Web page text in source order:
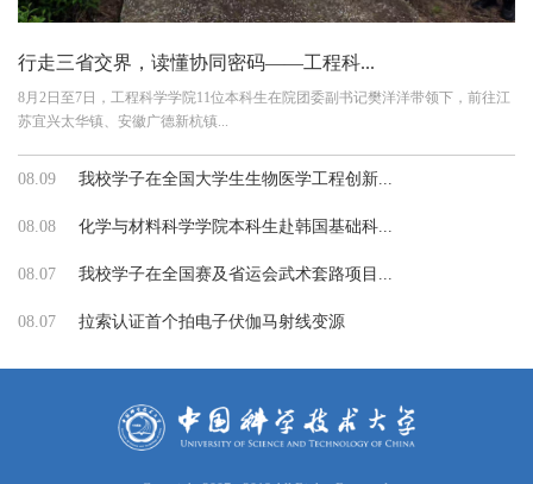
行走三省交界，读懂协同密码——工程科...
8月2日至7日，工程科学学院11位本科生在院团委副书记樊洋洋带领下，前往江
苏宜兴太华镇、安徽广德新杭镇...
08.09 我校学子在全国大学生生物医学工程创新...
08.08 化学与材料科学学院本科生赴韩国基础科...
08.07 我校学子在全国赛及省运会武术套路项目...
08.07 拉索认证首个拍电子伏伽马射线变源